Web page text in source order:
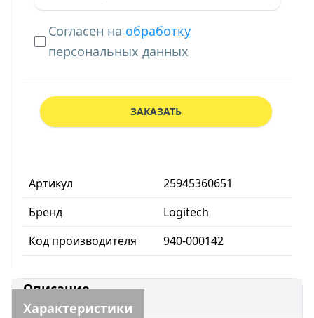
Артикул
25945360651
Бренд
Logitech
Код производителя
940-000142
Согласен на обработку
персональных данных
ЗАКАЗАТЬ
Описание
Характеристики